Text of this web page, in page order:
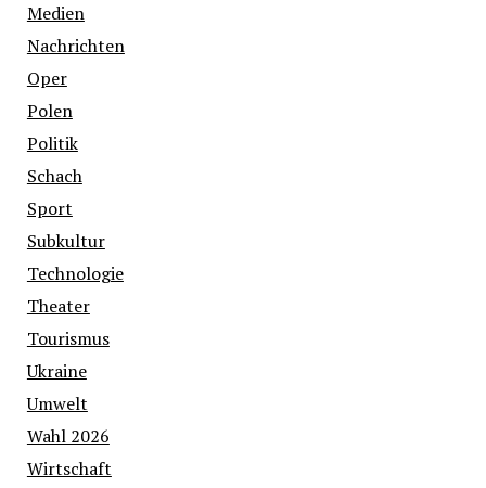
Medien
Nachrichten
Oper
Polen
Politik
Schach
Sport
Subkultur
Technologie
Theater
Tourismus
Ukraine
Umwelt
Wahl 2026
Wirtschaft